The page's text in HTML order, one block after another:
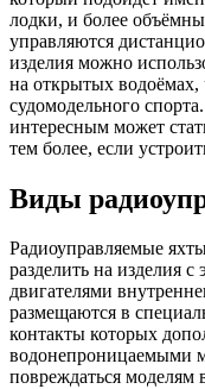
лодки, и более
управляются
изделия можно
на открытых водоёмах,
судомодельного
интересным может
тем более, если
Виды
Радиоуправляемые
разделить на изделия
двигателями
размещаются в
контакты которых
водонепроницаемыми
повреждаться моделям